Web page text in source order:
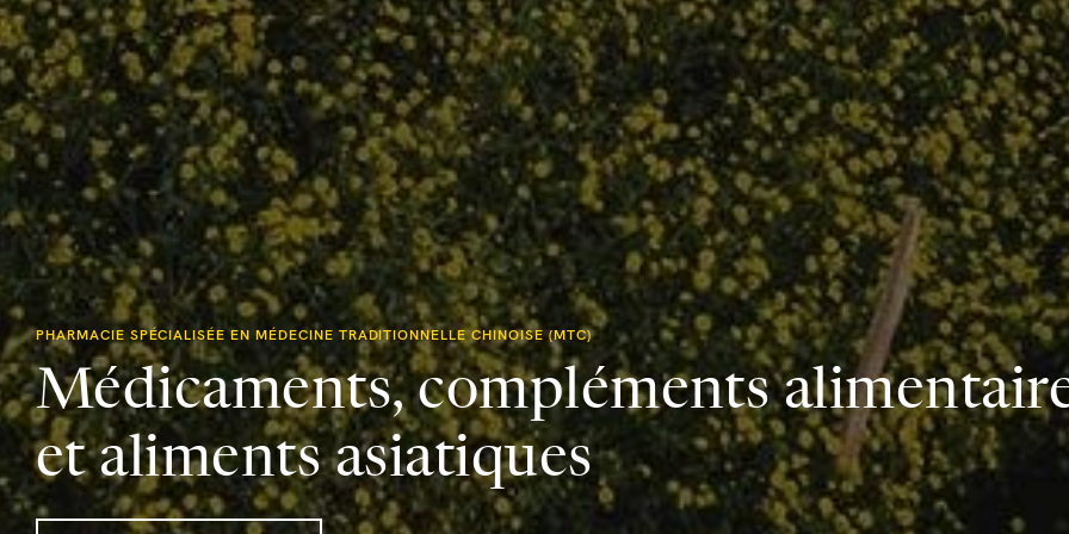
PHARMACIE SPÉCIALISÉE EN MÉDECINE TRADITIONNELLE CHINOISE (MTC)
Médicaments, compléments
et aliments asiatiques